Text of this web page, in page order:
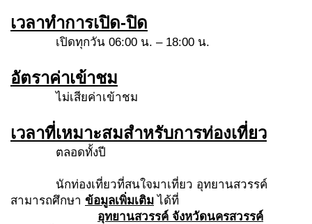
เวลาทำการเปิด-ปิด
เปิดทุกวัน 06:00 น. – 18:00 น.
อัตราค่าเข้าชม
ไม่เสียค่าเข้าชม
เวลาที่เหมาะสมสำหรับการท่องเที่ยว
ตลอดทั้งปี
นักท่องเที่ยวที่สนใจมาเที่ยว อุทยานสวรรค์
สามารถศึกษา ข้อมูลเพิ่มเติม ได้ที่
อุทยานสวรรค์ จังหวัดนครสวรรค์